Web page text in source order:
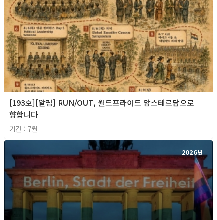
[193호][알림] RUN/OUT, 월드프라이드 암스테르담으로
향합니다
기간 : 7월
2026년